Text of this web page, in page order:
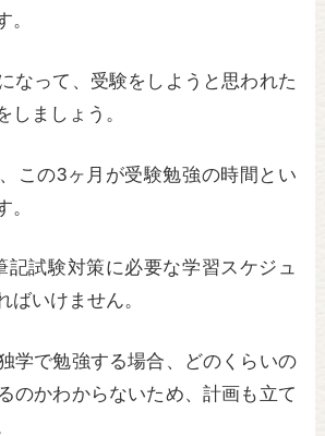
。
なって、受験をしようと思われた
しましょう。
この3ヶ月が受験勉強の時間とい
。
記試験対策に必要な学習スケジュ
ばいけません。
学で勉強する場合、どのくらいの
のかわからないため、計画も立て